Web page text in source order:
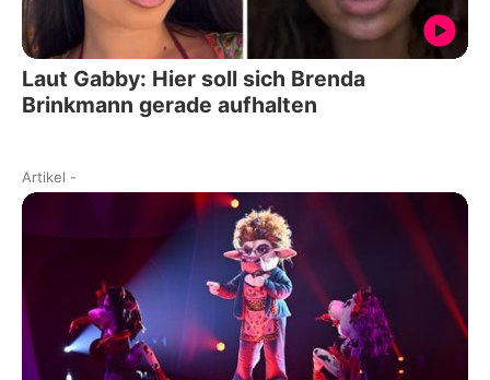
Laut Gabby: Hier soll sich Brenda
Brinkmann gerade aufhalten
Artikel -